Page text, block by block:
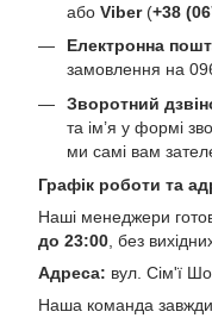
або Viber(+38
Електронна
замовлення на
Зворотний
та ім’я у формі
ми самі вам
Графік роботи та
Наші менеджери
до 23:00 , без
Адреса: вул. Сім'ї
Наша команда завжди